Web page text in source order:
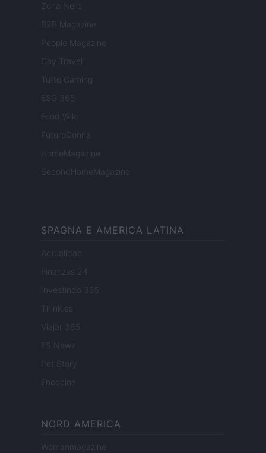
Zona Nerd
B2B Magazine
People Magazine
Day Travel
Tutto Gaming
ESG 365
Food Wiki
FuturoDonna
HomeMagazine
SecondHomeMagazine
SPAGNA E AMERICA LATINA
Actualidad
Finanzas 24
Investindo 365
Think.es
Viajar 365
ES Newz
Pet Story
Encocina
NORD AMERICA
Womanmagazine